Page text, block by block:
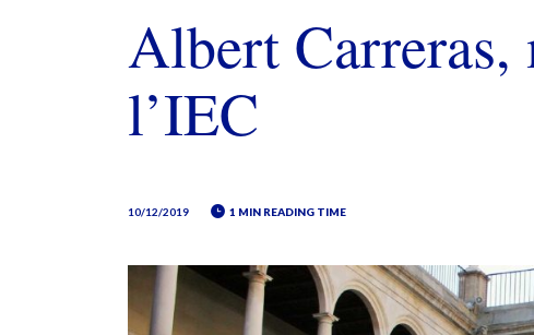
Albert Carreras,
l’IEC
10/12/2019 1 MIN READING TIME